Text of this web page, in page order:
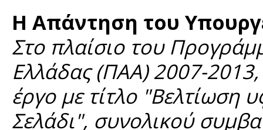
Η Απάντηση του
Στο πλαίσιο του
Ελλάδας (ΠΑΑ) 2007-2013,
έργο με τίτλο "Βελτίωση
Σελάδι", συνολικού